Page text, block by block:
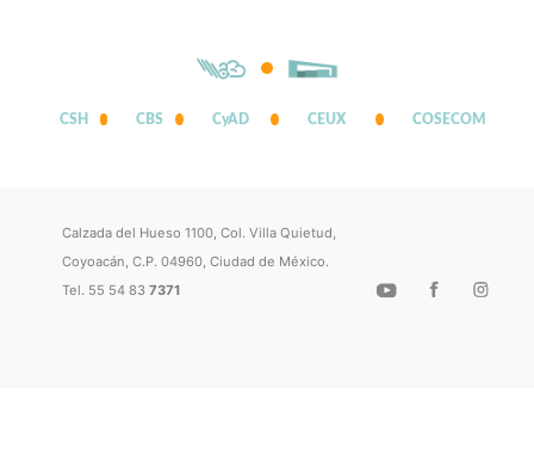
CSH CBS CyAD CEUX COSECOM
Calzada del Hueso 1100, Col. Villa Quietud,
Coyoacán, C.P. 04960, Ciudad de México.
Tel. 55 54 837371